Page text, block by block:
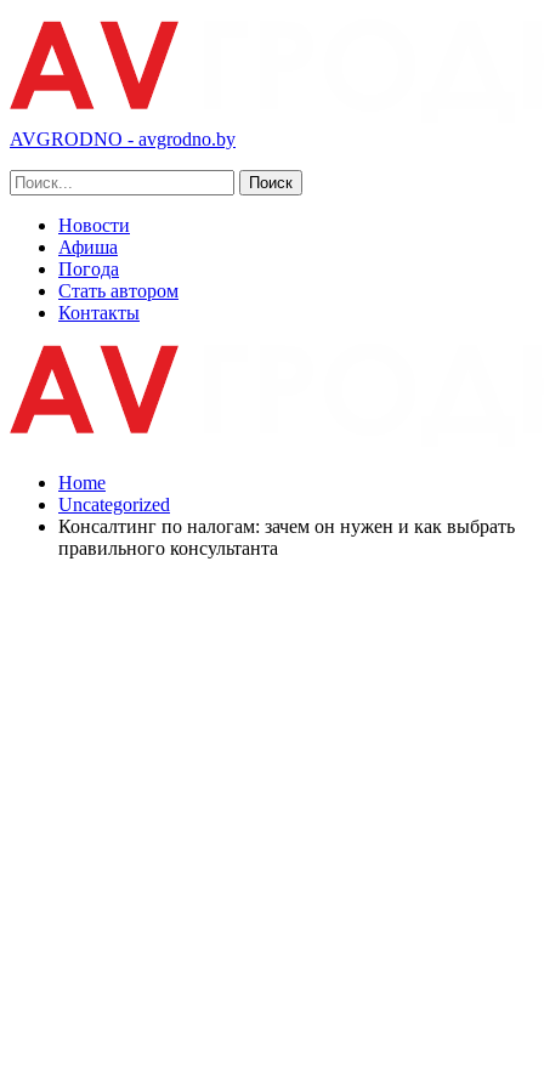
AVGRODNO - avgrodno.by
Новости
Афиша
Погода
Стать автором
Контакты
Home
Uncategorized
Консалтинг по налогам: зачем он нужен и как выбрать
правильного консультанта